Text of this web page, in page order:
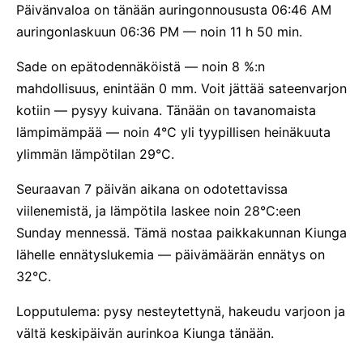
Päivänvaloa on tänään auringonnoususta 06:46 AM
auringonlaskuun 06:36 PM — noin 11 h 50 min.
Sade on epätodennäköistä — noin 8 %:n
mahdollisuus, enintään 0 mm. Voit jättää sateenvarjon
kotiin — pysyy kuivana. Tänään on tavanomaista
lämpimämpää — noin 4°C yli tyypillisen heinäkuuta
ylimmän lämpötilan 29°C.
Seuraavan 7 päivän aikana on odotettavissa
viilenemistä, ja lämpötila laskee noin 28°C:een
Sunday mennessä. Tämä nostaa paikkakunnan Kiunga
lähelle ennätyslukemia — päivämäärän ennätys on
32°C.
Lopputulema: pysy nesteytettynä, hakeudu varjoon ja
vältä keskipäivän aurinkoa Kiunga tänään.